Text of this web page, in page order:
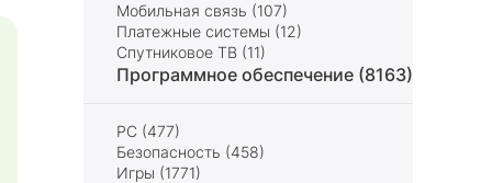
Мобильная связь (107)
Платежные системы (12)
Спутниковое ТВ (11)
Программное обеспечение (8163)
PC (477)
Безопасность (458)
Игры (1771)